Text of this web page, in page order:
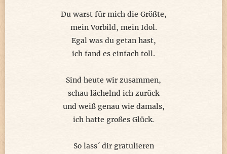
Ob Paragrafen, Dollarnoten,
ob Prozente für die Quoten,
egal für jeden Fall des Falles
Symbole gibt es fast für alles.
Jetzt suche ich noch den Erfinder,
befrage Frauen, Männer, Kinder,
einer davon schafft es wohl
und erfindet ein Symbol.
das Zeichen würde es erfüllen!
Du warst für mich die Größte,
mein Vorbild, mein Idol.
Egal was du getan hast,
ich fand es einfach toll.
Sind heute wir zusammen,
schau lächelnd ich zurück
und weiß genau wie damals,
ich hatte großes Glück.
So lass´ dir gratulieren